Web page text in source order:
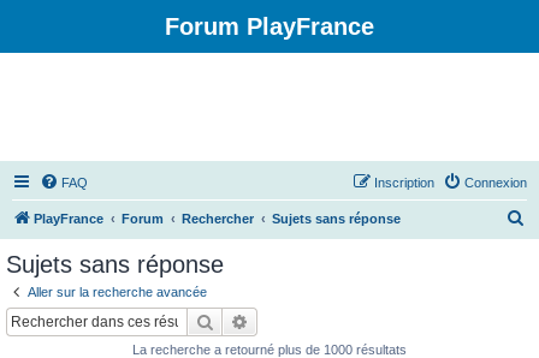
Forum PlayFrance
FAQ Connexion
Inscription
PlayFrance Forum Rechercher Sujets sans réponse
Sujets sans réponse
Aller sur la recherche avancée
Rechercher
La recherche a retourné plus de 1000 résultats